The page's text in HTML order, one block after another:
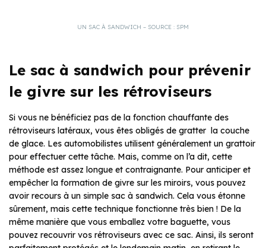
UN SAC À SANDWICH – SOURCE : SPM
Le sac à sandwich pour prévenir
le givre sur les rétroviseurs
Si vous ne bénéficiez pas de la fonction chauffante des
rétroviseurs latéraux, vous êtes obligés de gratter la couche
de glace. Les automobilistes utilisent généralement un grattoir
pour effectuer cette tâche. Mais, comme on l’a dit, cette
méthode est assez longue et contraignante. Pour anticiper et
empêcher la formation de givre sur les miroirs, vous pouvez
avoir recours à un simple sac à sandwich. Cela vous étonne
sûrement, mais cette technique fonctionne très bien ! De la
même manière que vous emballez votre baguette, vous
pouvez recouvrir vos rétroviseurs avec ce sac. Ainsi, ils seront